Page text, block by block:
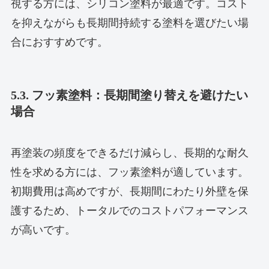
視する方には、シリコン塗料が最適です。コスト
を抑えながらも長期間持続する塗料を選びたい場
合におすすめです。
5.3. フッ素塗料：長期間塗り替えを避けたい
場合
再塗装の頻度をできるだけ減らし、長期的な耐久
性を求める方には、フッ素塗料が適しています。
初期費用は高めですが、長期間にわたり外壁を保
護するため、トータルでのコストパフォーマンス
が高いです。